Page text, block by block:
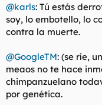
@karls: Tú estás
soy, lo embotello, lo
contra la muerte.
@GoogleTM: (se ríe,
meaos no te hace
chimpanzuelano
por genética.